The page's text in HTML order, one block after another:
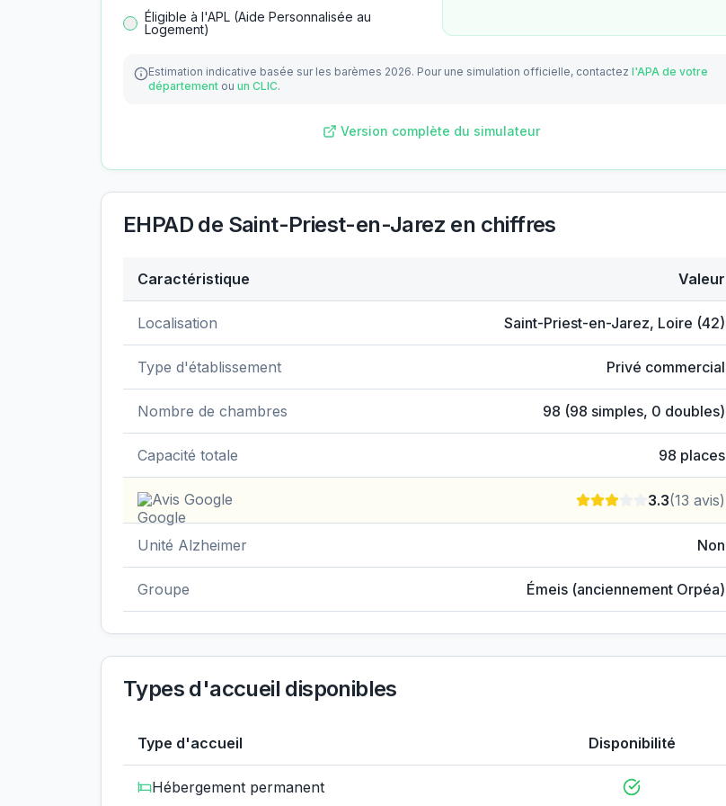
Éligible à l'APL (Aide Personnalisée au
Logement)
Estimation indicative basée sur les barèmes 2026. Pour une simulation officielle, contactez l'APA de votre
département ou un CLIC.
Version complète du simulateur
EHPAD de Saint-Priest-en-Jarez en chiffres
Caractéristique Valeur
Localisation Saint-Priest-en-Jarez, Loire (42)
Type d'établissement Privé commercial
Nombre de chambres 98 (98 simples, 0 doubles)
Capacité totale 98 places
Avis Google 3.3(13 avis)
Unité Alzheimer Non
Groupe Émeis (anciennement Orpéa)
Types d'accueil disponibles
Type d'accueil Disponibilité
Hébergement permanent